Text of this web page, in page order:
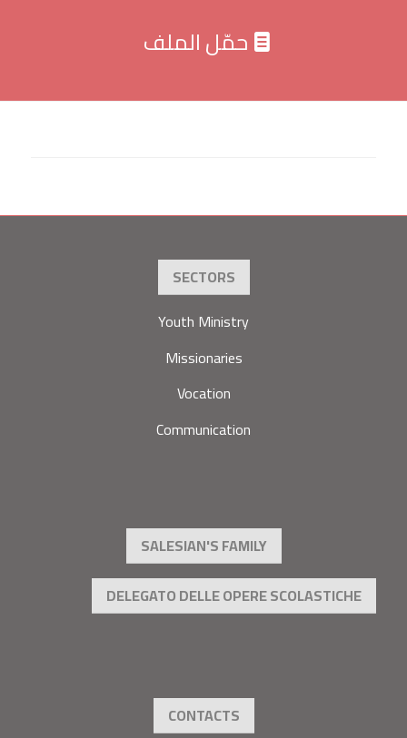
حمّل الملف
SECTORS
Youth Ministry
Missionaries
Vocation
Communication
SALESIAN'S FAMILY
DELEGATO DELLE OPERE SCOLASTICHE
CONTACTS